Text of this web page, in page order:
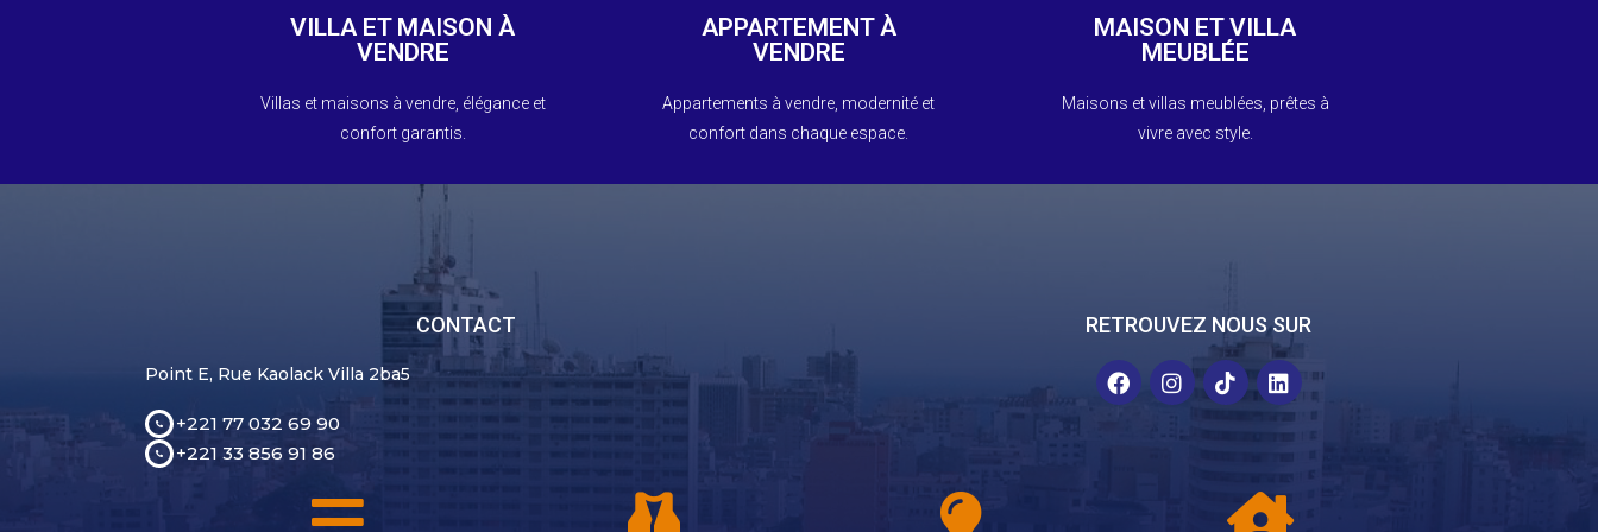
VILLA ET MAISON À
VENDRE
Villas et maisons à vendre, élégance et
confort garantis.
Villas Et Maisons À
Faites l'acquisition de votre villa de
APPARTEMENT À
VENDRE
Appartements à vendre, modernité et
confort dans chaque espace.
Appartements À Vendre
Investissez dans un appartement
moderne et fonctionnel. Appelez pour
MAISON ET VILLA
MEUBLÉE
Maisons et villas meublées, prêtes à
vivre avec style.
Maisons Et Villas
Emménagez dans une maison ou villa
CONTACT
Point E, Rue Kaolack Villa 2ba5
+221 77 032 69 90
+221 33 856 91 86
RETROUVEZ NOUS SUR